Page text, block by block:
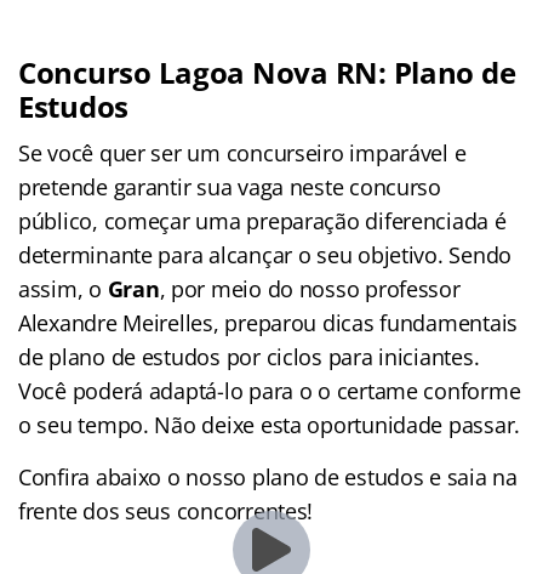
Concurso Lagoa Nova RN: Plano de
Estudos
Se você quer ser um concurseiro imparável e
pretende garantir sua vaga neste concurso
público, começar uma preparação diferenciada é
determinante para alcançar o seu objetivo. Sendo
assim, o Gran, por meio do nosso professor
Alexandre Meirelles, preparou dicas fundamentais
de plano de estudos por ciclos para iniciantes.
Você poderá adaptá-lo para o o certame conforme
o seu tempo. Não deixe esta oportunidade passar.
Confira abaixo o nosso plano de estudos e saia na
frente dos seus concorrentes!